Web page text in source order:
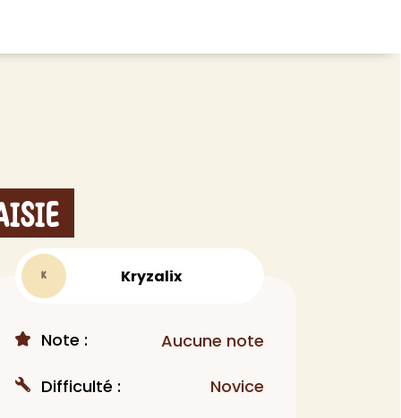
tapis
et lame PVCMasque
Autre
K Kryzalix
Note : Aucune note
Difficulté : Novice